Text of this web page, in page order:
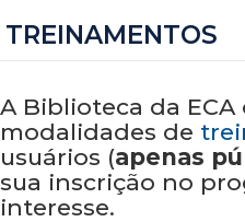
TREINAMENTOS
A Biblioteca da
modalidades de
usuários (apenas
sua inscrição no
interesse.